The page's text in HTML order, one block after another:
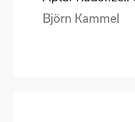
Björn Kammel